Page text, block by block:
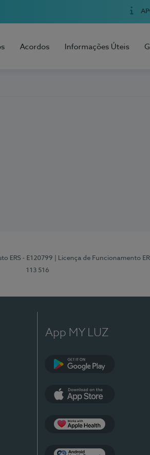
Acordos Informações Úteis
ERS - E120799 | Licença de Funcionamento
113 516
App MY LUZ